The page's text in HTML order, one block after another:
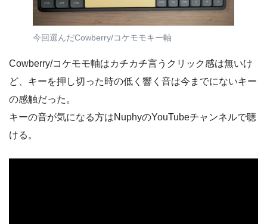
今回選んだCowberry/コケモモキー軸
Cowberry/コケモモ軸はカチカチ言うクリック感は無いけ
ど、キーを押し切った時の低く響く音は今までにないキー
の感触だった。
キーの音が気になる方はNuphyのYouTubeチャンネルで聴
ける。